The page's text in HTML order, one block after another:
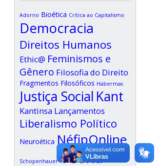
Adorno Bioética Crítica ao Capitalismo
Democracia
Direitos Humanos
Ethic@ Feminismos e
Gênero Filosofia do Direito
Fragmentos Filosóficos Habermas
Justiça Social Kant
Kantinsa Lançamentos
Liberalismo Político
Neuroética NéfipOnline
Schopenhauer Teoria